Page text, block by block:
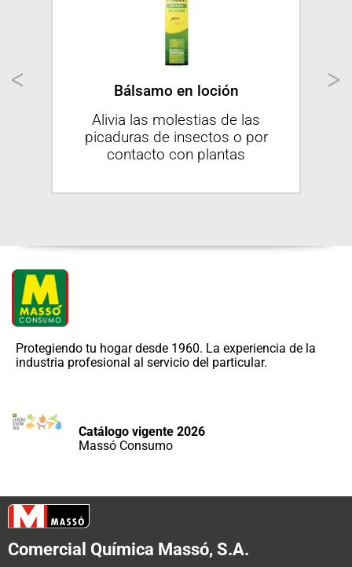
Bálsamo en loción
Alivia las molestias de las
picaduras de insectos o por
contacto con plantas
Protegiendo tu hogar desde 1960. La experiencia de la
industria profesional al servicio del particular.
Catálogo vigente 2026
Massó Consumo
Comercial Química Massó, S.A.